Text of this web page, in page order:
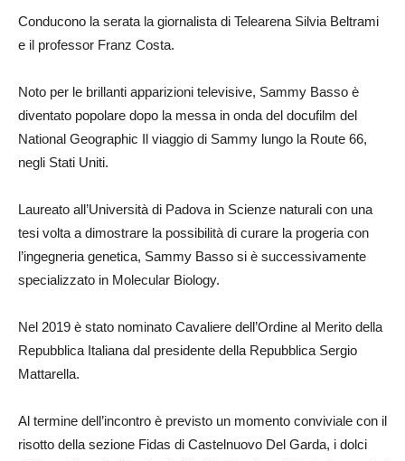
Conducono la serata la giornalista di Telearena Silvia Beltrami
e il professor Franz Costa.
Noto per le brillanti apparizioni televisive, Sammy Basso è
diventato popolare dopo la messa in onda del docufilm del
National Geographic Il viaggio di Sammy lungo la Route 66,
negli Stati Uniti.
Laureato all’Università di Padova in Scienze naturali con una
tesi volta a dimostrare la possibilità di curare la progeria con
l’ingegneria genetica, Sammy Basso si è successivamente
specializzato in Molecular Biology.
Nel 2019 è stato nominato Cavaliere dell’Ordine al Merito della
Repubblica Italiana dal presidente della Repubblica Sergio
Mattarella.
Al termine dell’incontro è previsto un momento conviviale con il
risotto della sezione Fidas di Castelnuovo Del Garda, i dolci